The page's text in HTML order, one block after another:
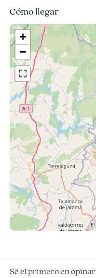
Cómo llegar
+
−
Sé el primero en opinar